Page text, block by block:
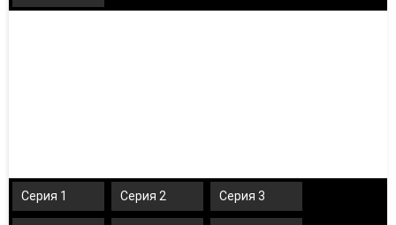
Серия 1 Серия 2 Серия 3